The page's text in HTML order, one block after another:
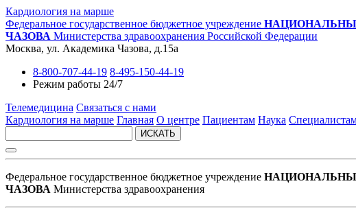
Кардиология на марше
Федеральное государственное бюджетное учреждение
ЧАЗОВА Министерства здравоохранения Российской Федерации
Москва, ул. Академика Чазова, д.15а
8-800-707-44-19 8-495-150-44-19
Режим работы 24/7
Телемедицина Связаться с нами
Кардиология на марше Главная О центре Пациентам Наука
ИСКАТЬ
Федеральное государственное бюджетное учреждение
ЧАЗОВА Министерства здравоохранения